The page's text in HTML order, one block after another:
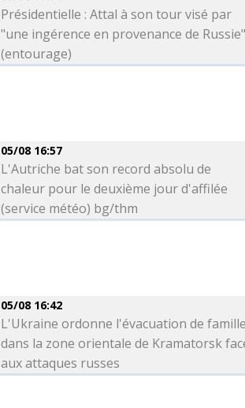
Présidentielle : Attal à son tour visé par
"une ingérence en provenance de
(entourage)
05/08 16:57
L'Autriche bat son record absolu de
chaleur pour le deuxième jour d'affilée
(service météo) bg/thm
05/08 16:42
L'Ukraine ordonne l'évacuation de
dans la zone orientale de Kramatorsk
aux attaques russes